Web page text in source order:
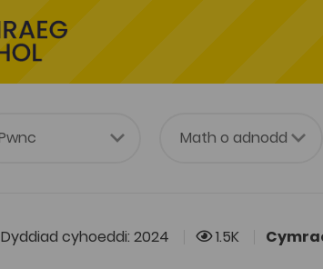
Dyddiad cyhoeddi: 2024 1.5K